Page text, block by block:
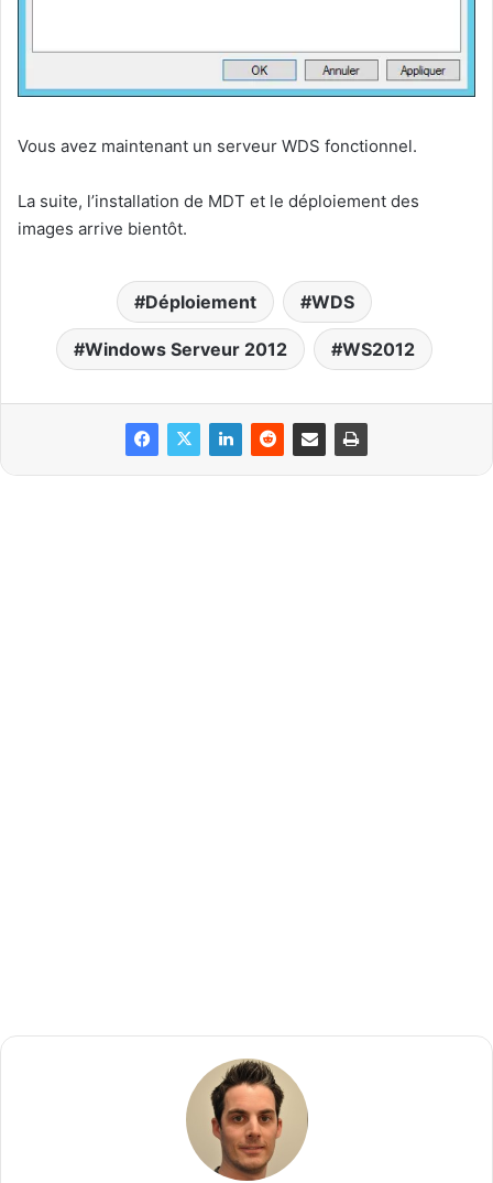
Vous avez maintenant un serveur WDS fonctionnel.
La suite, l’installation de MDT et le déploiement des
images arrive bientôt.
Déploiement WDS
Windows Serveur 2012 WS2012